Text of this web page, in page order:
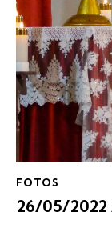
FOTOS
26/05/2022